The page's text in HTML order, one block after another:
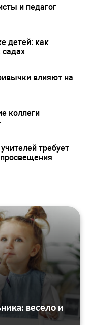
и педагог
детей: как
садах
влияют на
коллеги
требует
весело и